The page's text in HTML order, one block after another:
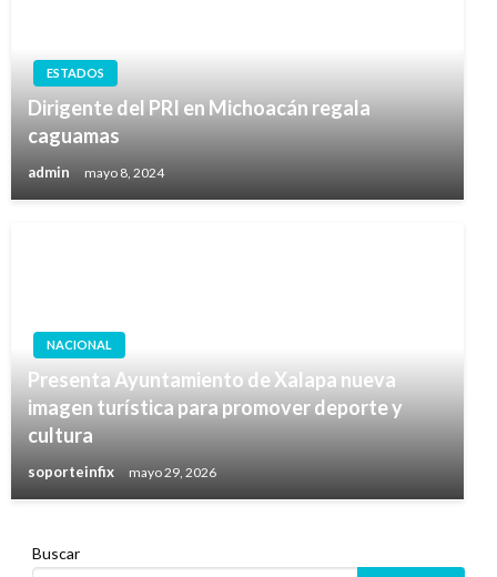
ESTADOS
Dirigente del PRI en Michoacán regala
caguamas
admin mayo 8, 2024
NACIONAL
Presenta Ayuntamiento de Xalapa nueva
imagen turística para promover deporte y
cultura
soporteinfix mayo 29, 2026
Buscar